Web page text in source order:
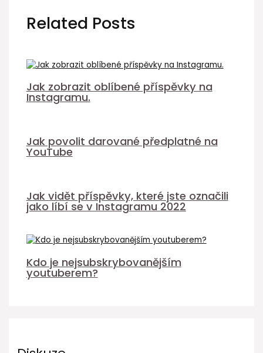
Related Posts
Jak zobrazit oblíbené příspěvky na
Instagramu.
Jak povolit darované předplatné na
YouTube
Jak vidět příspěvky, které jste označili
jako líbí se v Instagramu 2022
Kdo je nejsubskrybovanějším
youtuberem?